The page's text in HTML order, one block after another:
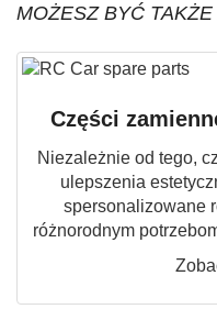
MOŻESZ BYĆ
Części
Niezależnie od tego,
ulepszenia
spersonalizowane
różnorodnym